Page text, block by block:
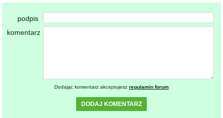
podpis
komentarz
Dodając komentarz akceptujesz regulamin forum
DODAJ KOMENTARZ